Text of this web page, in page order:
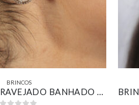
BRINCOS
BRINCO OVAL CRAVEJADO BANHADO EM OURO 18K